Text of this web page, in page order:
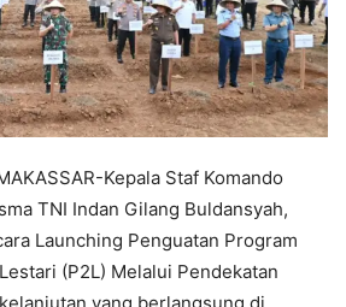
Kepala Staf Komando
TNI Indan Gilang Buldansyah,
Launching Penguatan Program
(P2L) Melalui Pendekatan